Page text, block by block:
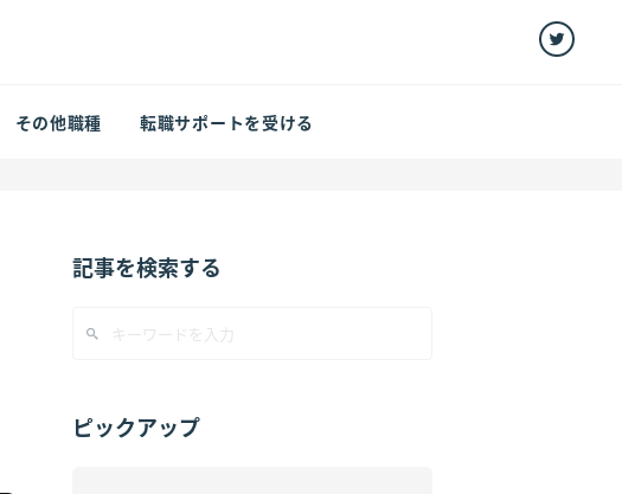
その他職種 転職サポートを受ける
記事を検索する
ピックアップ